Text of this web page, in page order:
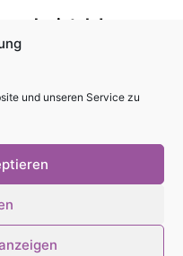
und unseren Service zu
ist da!
2026